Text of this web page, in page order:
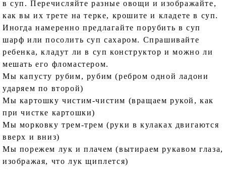
в суп. Перечисляйте разные овощи и изображайте,
как вы их трете на терке, крошите и кладете в суп.
Иногда намеренно предлагайте порубить в суп
шарф или посолить суп сахаром. Спрашивайте
ребенка, кладут ли в суп конструктор и можно ли
мешать его фломастером.
Мы капусту рубим, рубим (ребром одной ладони
ударяем по второй)
Мы картошку чистим-чистим (вращаем рукой, как
при чистке картошки)
Мы морковку трем-трем (руки в кулаках двигаются
вверх и вниз)
Мы порежем лук и плачем (вытираем рукавом глаза,
изображая, что лук щиплется)